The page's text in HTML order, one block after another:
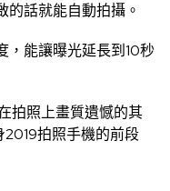
的話就能自動拍攝。
，能讓曝光延長到10秒
拍照上畫質遺憾的其
2019拍照手機的前段